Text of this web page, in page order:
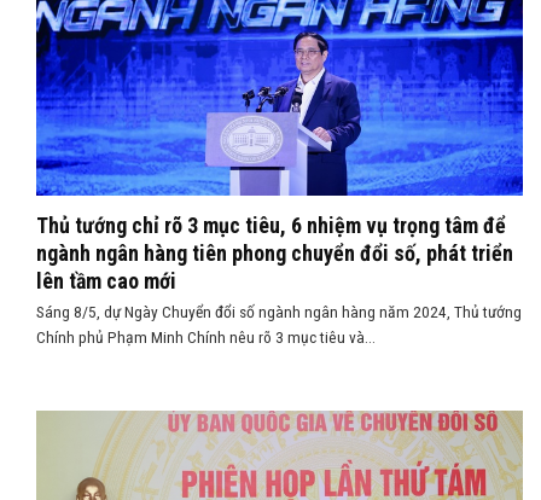
Thủ tướng chỉ rõ 3 mục tiêu, 6 nhiệm vụ trọng tâm để
ngành ngân hàng tiên phong chuyển đổi số, phát triển
lên tầm cao mới
Sáng 8/5, dự Ngày Chuyển đổi số ngành ngân hàng năm 2024, Thủ tướng
Chính phủ Phạm Minh Chính nêu rõ 3 mục tiêu và...